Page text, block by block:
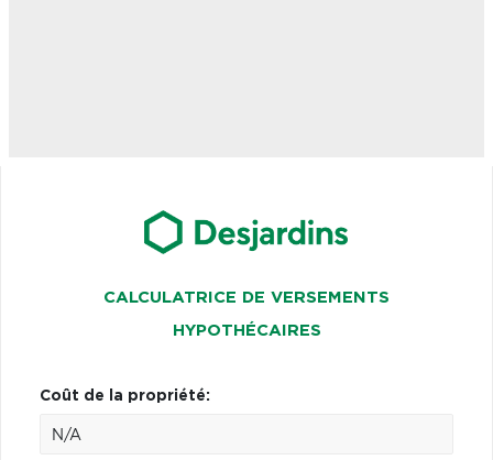
CALCULATRICE DE VERSEMENTS
HYPOTHÉCAIRES
Coût de la propriété: